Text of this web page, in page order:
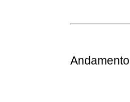
Andamento